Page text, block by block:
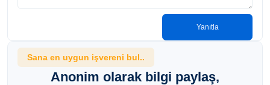
Yanıtla
Sana en uygun işvereni bul..
Anonim olarak bilgi paylaş,